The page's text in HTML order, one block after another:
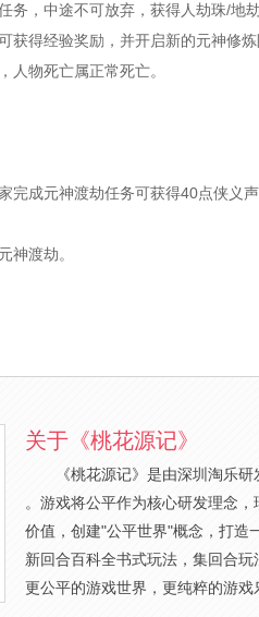
，中途不可放弃，获得人劫珠/地
得经验奖励，并开启新的元神修炼
物死亡属正常死亡。
成元神渡劫任务可获得40点侠义
神渡劫。
关于《桃花源记》
《桃花源记》是由深圳淘乐
。游戏将公平作为核心研发理念
价值，创建"公平世界"概念，打造
新回合百科全书式玩法，集回合
更公平的游戏世界，更纯粹的游戏